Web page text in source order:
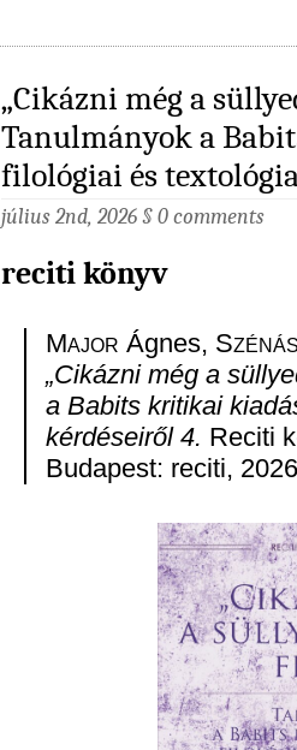
„Cikázni még a
Tanulmányok a
filológiai és
július 2nd, 2026 § 0 comments
reciti könyv
Major Ágnes,
„Cikázni még a
a Babits kritikai
kérdéseiről 4. Reciti
Budapest: reciti,